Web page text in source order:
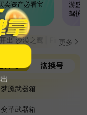
卖资产必看宝
游盛
驾护
沙漠之鹰 | Firebreathing
更多
开号 汰换号
梦魇武器箱
变革武器箱